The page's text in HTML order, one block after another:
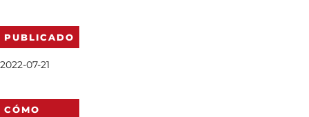
PUBLICADO
2022-07-21
CÓMO